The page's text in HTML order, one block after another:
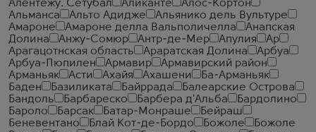
Алентежу. Сетубал
Аликанте
Алос-Кортон
Альманса
Альто Адидже
Альянико дель Вультуре
Амароне
Амароне делла Вальполичелла
Анапская
Долина
Анжу-Сомюр Антр-де-Мер Апулия
Ар
Арагацотнская область
Араратская Долина
Арбуа
Арбуа-Пюпилен
Армавир
Армавирский район
Арманьяк
Асти Ахайя Ахашени
Ба-Арманьяк
Баден
Базиликата Байррада
Балеарские Острова
Бандоль
Барбареско Барбера д'Альба
Бардолино
Бароло
Барсак Батар-Монраше
Бейраш
Беневентано
Блай Кот-де-Бордо Божоле
Божоле